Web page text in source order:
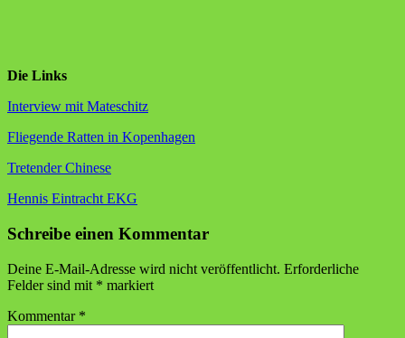
Die Links
Interview mit Mateschitz
Fliegende Ratten in Kopenhagen
Tretender Chinese
Hennis Eintracht EKG
Schreibe einen Kommentar
Deine E-Mail-Adresse wird nicht veröffentlicht. Erforderliche
Felder sind mit * markiert
Kommentar *